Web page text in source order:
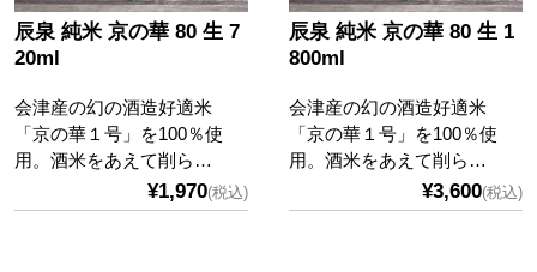
辰泉 純米 京の華 80 生 7
20ml
会津産の幻の酒造好適米
「京の華１号」を100％使
用。酒米をあえて削ら…
¥1,970(税込)
辰泉 純米 京の華 80 生 1
800ml
会津産の幻の酒造好適米
「京の華１号」を100％使
用。酒米をあえて削ら…
¥3,600(税込)